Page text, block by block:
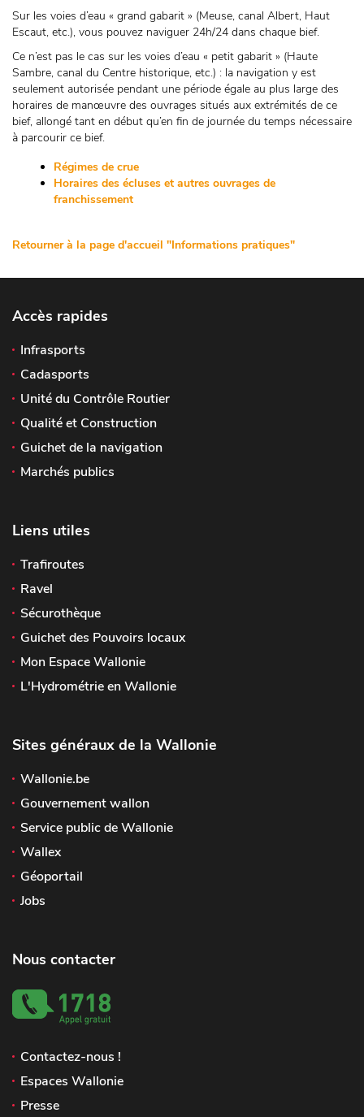
Sur les voies d’eau « grand gabarit » (Meuse, canal Albert, Haut
Escaut, etc.), vous pouvez naviguer 24h/24 dans chaque bief.
Ce n’est pas le cas sur les voies d’eau « petit gabarit » (Haute
Sambre, canal du Centre historique, etc.) : la navigation y est
seulement autorisée pendant une période égale au plus large des
horaires de manœuvre des ouvrages situés aux extrémités de ce
bief, allongé tant en début qu’en fin de journée du temps nécessaire
à parcourir ce bief.
Régimes de crue
Horaires des écluses et autres ouvrages de
franchissement
Retourner à la page d'accueil "Informations pratiques"
Accès rapides
Infrasports
Cadasports
Unité du Contrôle Routier
Qualité et Construction
Guichet de la navigation
Marchés publics
Liens utiles
Trafiroutes
Ravel
Sécurothèque
Guichet des Pouvoirs locaux
Mon Espace Wallonie
L'Hydrométrie en Wallonie
Sites généraux de la Wallonie
Wallonie.be
Gouvernement wallon
Service public de Wallonie
Wallex
Géoportail
Jobs
Nous contacter
Contactez-nous !
Espaces Wallonie
Presse